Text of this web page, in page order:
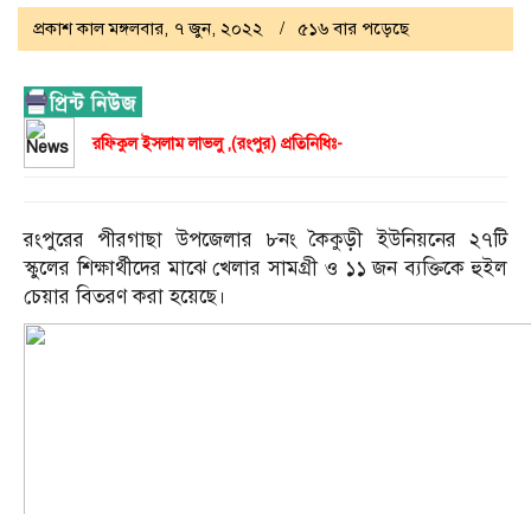
প্রকাশ কাল মঙ্গলবার, ৭ জুন, ২০২২ ৫১৬ বার পড়েছে
রফিকুল ইসলাম লাভলু ,(রংপুর) প্রতিনিধিঃ-
রংপুরের পীরগাছা উপজেলার ৮নং কৈকুড়ী ইউনিয়নের ২৭টি
স্কুলের শিক্ষার্থীদের মাঝে খেলার সামগ্রী ও ১১ জন ব্যক্তিকে হুইল
চেয়ার বিতরণ করা হয়েছে।